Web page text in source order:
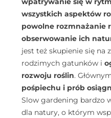
wszystkich aspektów
powolne rozmnażanie
obserwowanie ich
jest też skupienie się na
rodzimych gatunków i
rozwoju roślin.
pośpiechu i prób
Slow gardening bardzo
dla natury, o którym